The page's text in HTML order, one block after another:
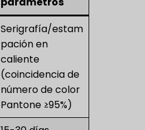
Serigrafía/estam
pación en
caliente
(coincidencia de
número de color
Pantone ≥95%)